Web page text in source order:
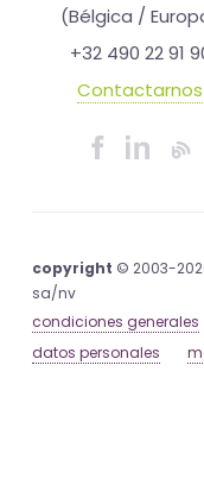
(Bélgica /
+32 490 22 91
Contactarnos
copyright © 2003-
sa/nv
condiciones generales
datos personales